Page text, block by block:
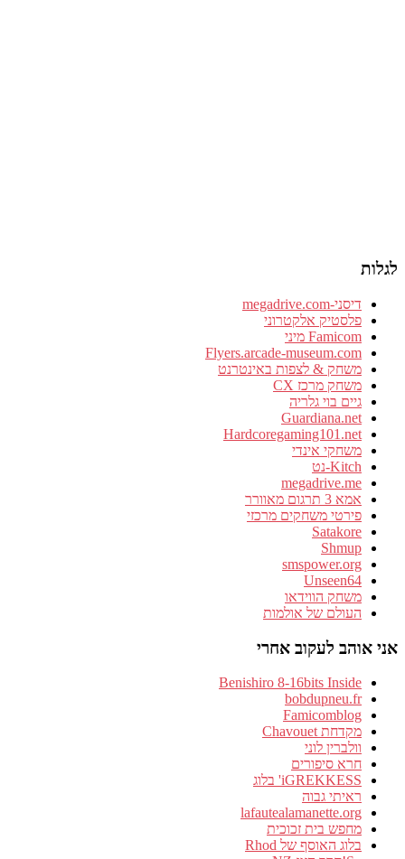
לגלות
דיסני-megadrive.com
פלסטיק אלקטרוני
Famicom מיני
Flyers.arcade-museum.com
משחק & לצפות באינטרנט
משחק מרכז CX
גיים בוי גלריה
Guardiana.net
Hardcoregaming101.net
משחקי אינדי
Kitch-נט
megadrive.me
אמא 3 תרגום מאוורר
פירטי משחקים מרכזי
Satakore
Shmup
smspower.org
Unseen64
משחק הווידאו
העולם של אולמות
אני אוהב לעקוב אחרי
Benishiro 8-16bits Inside
bobdupneu.fr
Famicomblog
מקדחת Chavouet
וולברין לוני
חרא סיפורים
iGREKKESS' בלוג
ראיתי גבוה
lafautealamanette.org
מחפש בית זכוכית
בלוג האוסף של Rhod